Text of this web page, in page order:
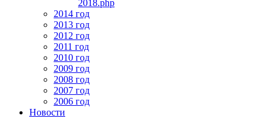
2018.php
2014 год
2013 год
2012 год
2011 год
2010 год
2009 год
2008 год
2007 год
2006 год
Новости